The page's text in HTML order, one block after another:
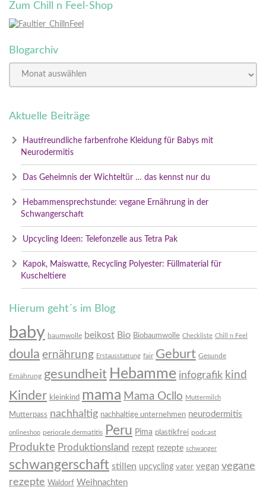
Zum Chill n Feel-Shop
Blogarchiv
Aktuelle Beiträge
Hautfreundliche farbenfrohe Kleidung für Babys mit
Neurodermitis
Das Geheimnis der Wichteltür … das kennst nur du
Hebammensprechstunde: vegane Ernährung in der
Schwangerschaft
Upcycling Ideen: Telefonzelle aus Tetra Pak
Kapok, Maiswatte, Recycling Polyester: Füllmaterial für
Kuscheltiere
Hierum geht´s im Blog
baby baumwolle beikost Bio Biobaumwolle Checkliste Chill n Feel
doula ernährung Erstausstattung fair Geburt Gesunde
Ernährung gesundheit Hebamme infografik kind
Kinder kleinkind mama Mama Ocllo Muttermilch
Mutterpass nachhaltig nachhaltige unternehmen neurodermitis
onlineshop periorale dermatitis Peru Pima plastikfrei podcast
Produkte Produktionsland rezept rezepte schwanger
schwangerschaft stillen upcycling vater vegan vegane
rezepte Waldorf Weihnachten